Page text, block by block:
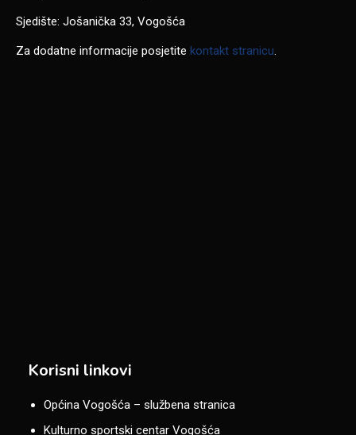
Sjedište: Jošanička 33, Vogošća
Za dodatne informacije posjetite kontakt stranicu.
Korisni linkovi
Općina Vogošća – službena stranica
Kulturno sportski centar Vogošća